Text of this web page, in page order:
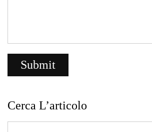
Cerca L’articolo